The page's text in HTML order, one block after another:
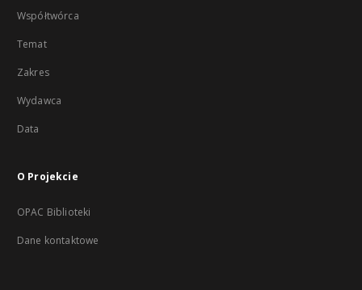
Współtwórca
Temat
Zakres
Wydawca
Data
O Projekcie
OPAC Biblioteki
Dane kontaktowe